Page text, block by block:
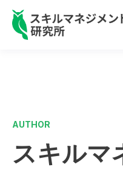
AUTHOR
スキルマ